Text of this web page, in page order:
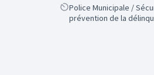
Scope
Police Municipale / Sécurité et
prévention de la